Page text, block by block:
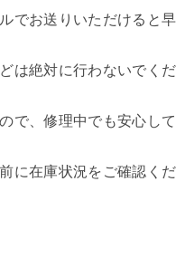
でお送りいただけると早
は絶対に行わないでくだ
で、修理中でも安心して
に在庫状況をご確認くだ